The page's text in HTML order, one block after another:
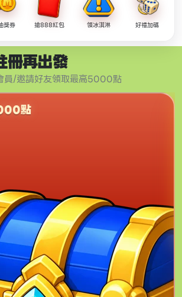
獎券 搶888紅包 領冰淇淋 好禮加碼
冊再出發
員/邀請好友領取最高5000點
點